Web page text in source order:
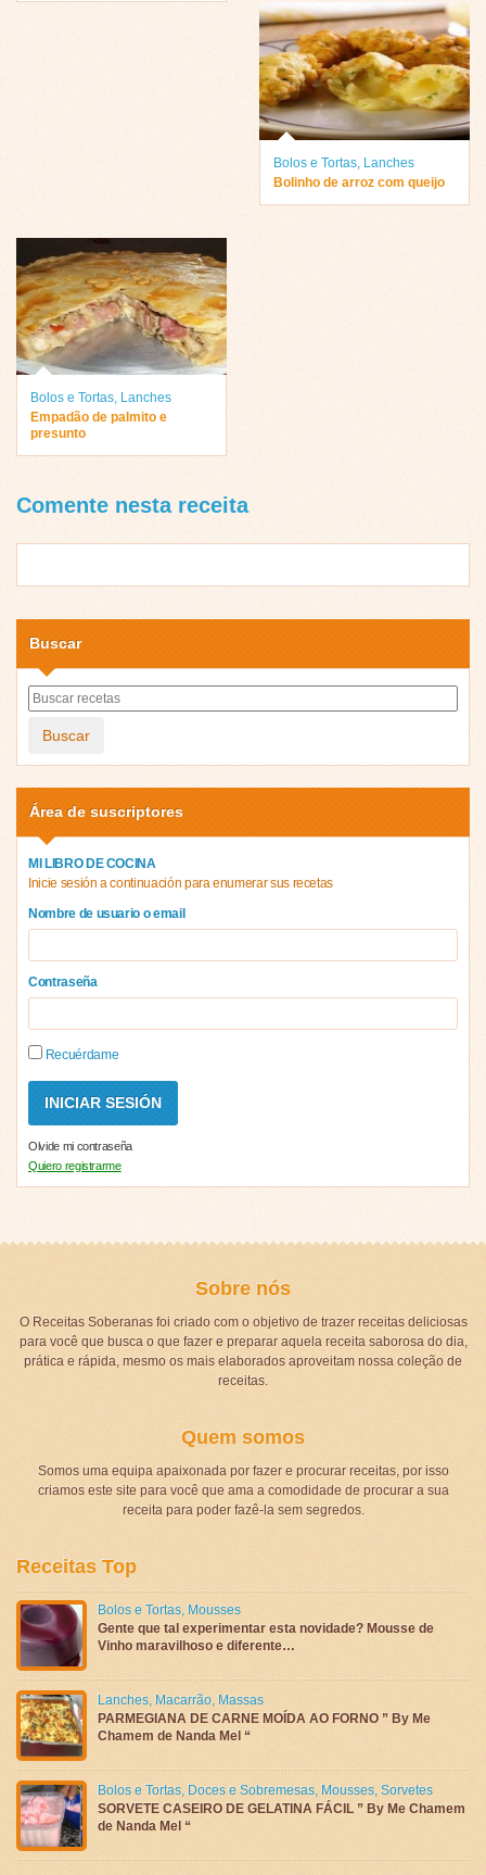
Bolos e Tortas, Lanches
Bolinho de arroz com queijo
Bolos e Tortas, Lanches
Empadão de palmito e
presunto
Comente nesta receita
Buscar
Buscar
Área de suscriptores
MI LIBRO DE COCINA
Inicie sesión a continuación para enumerar sus recetas
Nombre de usuario o email
Contraseña
Recuérdame
Olvide mi contraseña
Quiero registrarme
Sobre nós
O Receitas Soberanas foi criado com o objetivo de trazer receitas deliciosas
para você que busca o que fazer e preparar aquela receita saborosa do dia,
prática e rápida, mesmo os mais elaborados aproveitam nossa coleção de
receitas.
Quem somos
Somos uma equipa apaixonada por fazer e procurar receitas, por isso
criamos este site para você que ama a comodidade de procurar a sua
receita para poder fazê-la sem segredos.
Receitas Top
Bolos e Tortas, Mousses
Gente que tal experimentar esta novidade? Mousse de
Vinho maravilhoso e diferente…
Lanches, Macarrão, Massas
PARMEGIANA DE CARNE MOÍDA AO FORNO ” By Me
Chamem de Nanda Mel “
Bolos e Tortas, Doces e Sobremesas, Mousses, Sorvetes
SORVETE CASEIRO DE GELATINA FÁCIL ” By Me Chamem
de Nanda Mel “